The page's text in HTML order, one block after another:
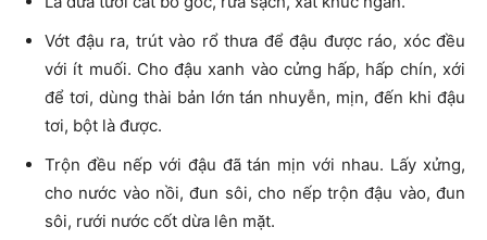
Vớt đậu ra, trút vào rổ thưa để đậu được ráo, xóc đều
với ít muối. Cho đậu xanh vào cửng hấp, hấp chín, xới
để tơi, dùng thài bản lớn tán nhuyễn, mịn, đến khi đậu
tơi, bột là được.
Trộn đều nếp với đậu đã tán mịn với nhau. Lấy xửng,
cho nước vào nồi, đun sôi, cho nếp trộn đậu vào, đun
sôi, rưới nước cốt dừa lên mặt.